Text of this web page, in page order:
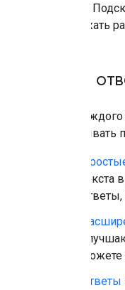
сцены.
содержать
Типы
Для
показывать